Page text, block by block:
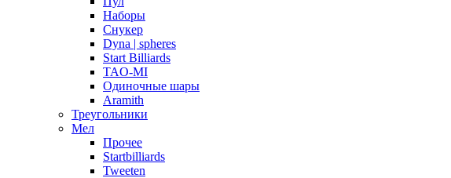
Наборы
Снукер
Dyna | spheres
Start Billiards
TAO-MI
Одиночные шары
Aramith
Треугольники
Мел
Прочее
Startbilliards
Tweeten